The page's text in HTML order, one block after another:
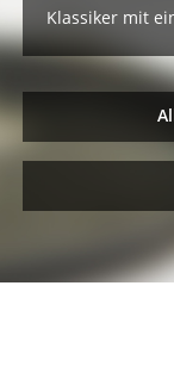
Klassiker mit